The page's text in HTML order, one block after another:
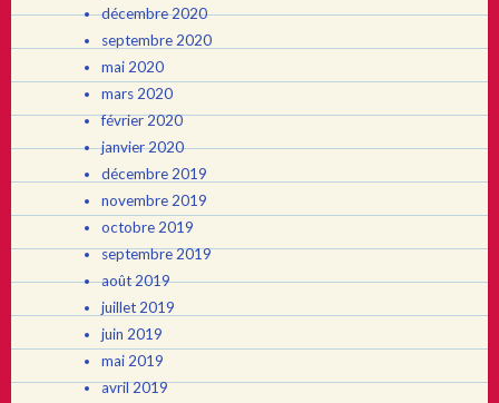
décembre 2020
septembre 2020
mai 2020
mars 2020
février 2020
janvier 2020
décembre 2019
novembre 2019
octobre 2019
septembre 2019
août 2019
juillet 2019
juin 2019
mai 2019
avril 2019